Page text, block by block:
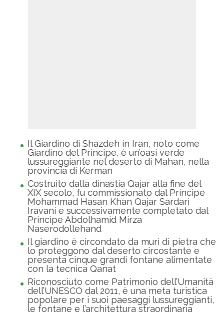
Il Giardino di Shazdeh in Iran, noto come
Giardino del Principe, è un’oasi verde
lussureggiante nel deserto di Mahan, nella
provincia di Kerman
Costruito dalla dinastia Qajar alla fine del
XIX secolo, fu commissionato dal Principe
Mohammad Hasan Khan Qajar Sardari
Iravani e successivamente completato dal
Principe Abdolhamid Mirza
Naserodollehand
Il giardino è circondato da muri di pietra che
lo proteggono dal deserto circostante e
presenta cinque grandi fontane alimentate
con la tecnica Qanat
Riconosciuto come Patrimonio dell’Umanità
dell’UNESCO dal 2011, è una meta turistica
popolare per i suoi paesaggi lussureggianti,
le fontane e l’architettura straordinaria